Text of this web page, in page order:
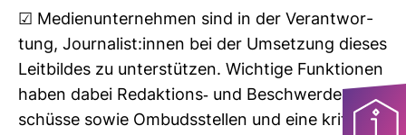
☑ Medi­en­un­ter­nehmen sind in der Ver­ant­wor­
tung, Jour­na­list:innen bei der Umset­zung dieses
Leit­bildes zu unter­stützen. Wich­tige Funk­tionen
haben dabei Redak­tions-​ und Beschwer­de­aus­
schüsse sowie Ombuds­stellen und eine kri­ti­sche